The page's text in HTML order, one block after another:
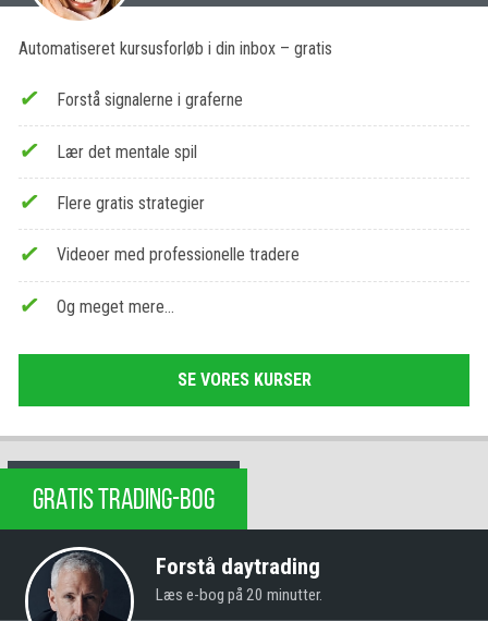
Automatiseret kursusforløb i din inbox – gratis
Forstå signalerne i graferne
Lær det mentale spil
Flere gratis strategier
Videoer med professionelle tradere
Og meget mere…
SE VORES KURSER
GRATIS TRADING-BOG
Forstå daytrading
Læs e-bog på 20 minutter.